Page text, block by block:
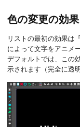
色の変更の効果
リストの最初の効果は
によって文字をアニメ
デフォルトでは、この
示されます（完全に透